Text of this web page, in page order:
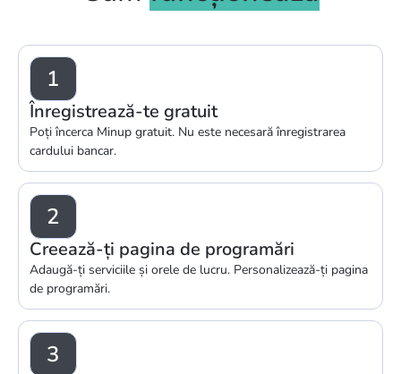
1
Înregistrează-te gratuit
Poți încerca Minup gratuit. Nu este necesară înregistrarea
cardului bancar.
2
Creează-ți pagina de programări
Adaugă-ți serviciile și orele de lucru. Personalizează-ți pagina
de programări.
3